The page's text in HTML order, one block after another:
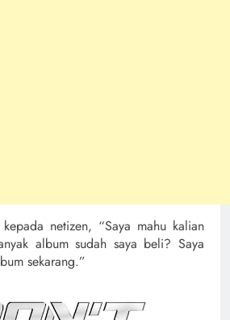
kepada netizen, “Saya mahu kalian
album sudah saya beli? Saya
sekarang.”